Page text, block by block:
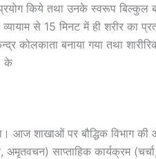
किये तथा उनके स्वरूप बिल्कुल
से 15 मिनट में ही शरीर का
कोलकाता बनाया गया तथा
के
आज शाखाओं पर बौद्धिक विभाग
साप्ताहिक कार्यक्रम